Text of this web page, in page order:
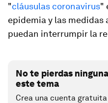
"cláusulas coronavirus"
epidemia y las medidas
puedan interrumpir la
No te pierdas
este tema
Crea una cuenta